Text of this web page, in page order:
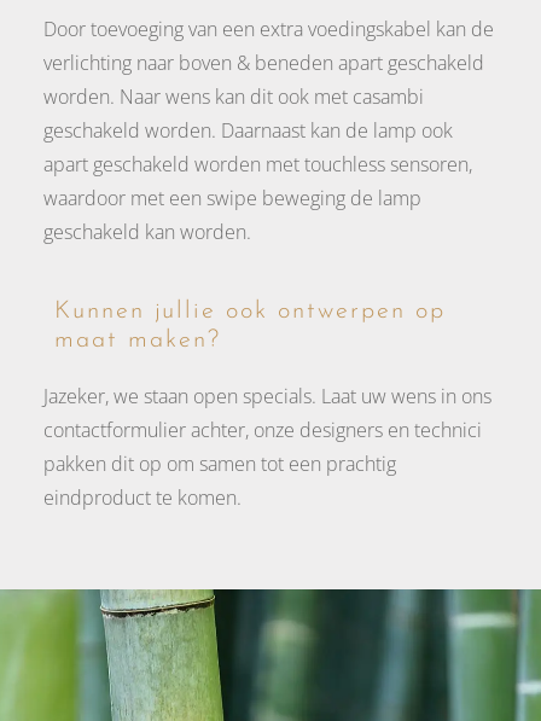
Door toevoeging van een extra voedingskabel kan de
verlichting naar boven & beneden apart geschakeld
worden. Naar wens kan dit ook met casambi
geschakeld worden. Daarnaast kan de lamp ook
apart geschakeld worden met touchless sensoren,
waardoor met een swipe beweging de lamp
geschakeld kan worden.
Kunnen jullie ook ontwerpen op
maat maken?
Jazeker, we staan open specials. Laat uw wens in ons
contactformulier achter, onze designers en technici
pakken dit op om samen tot een prachtig
eindproduct te komen.